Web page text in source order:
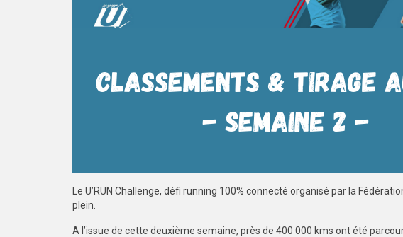
Le U’RUN Challenge, défi running 100% connecté organisé par la
plein.
A l’issue de cette deuxième semaine, près de 400 000 kms ont été